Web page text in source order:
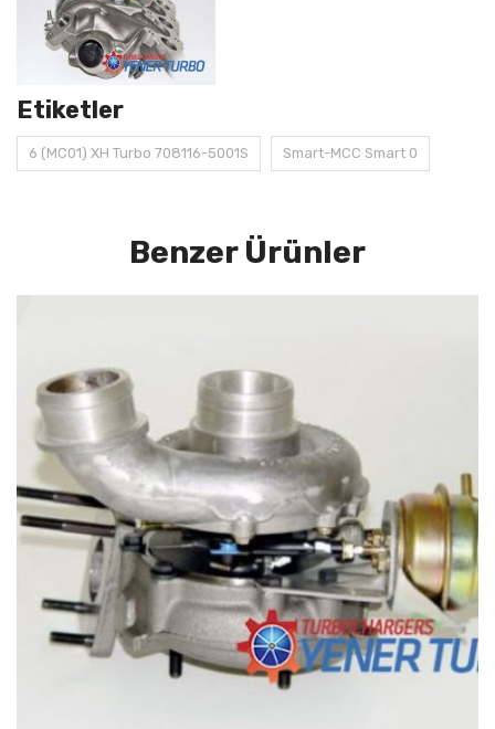
Etiketler
6 (MC01) XH Turbo 708116-5001S Smart-MCC Smart 0
Benzer Ürünler